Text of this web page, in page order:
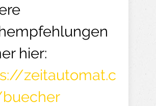
hier:
zeitautomat.c